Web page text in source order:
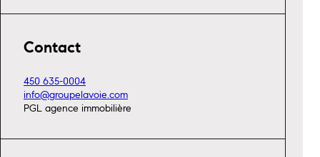
Contact
450 635-0004
info@groupelavoie.com
PGL agence immobilière